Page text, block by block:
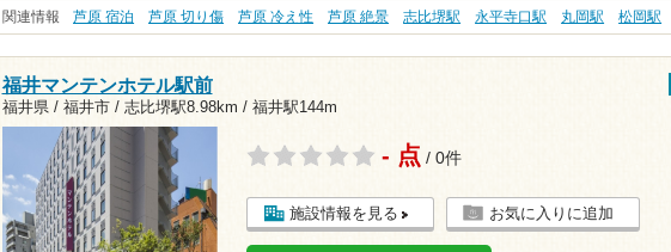
関連情報 芦原 宿泊 芦原 切り傷 芦原 冷え性 芦原 絶景 志比堺駅 永平寺口駅 丸岡駅 松岡駅
福井マンテンホテル駅前
福井県 / 福井市 / 志比堺駅8.98km / 福井駅144m
- 点 / 0件
施設情報を見る お気に入りに追加